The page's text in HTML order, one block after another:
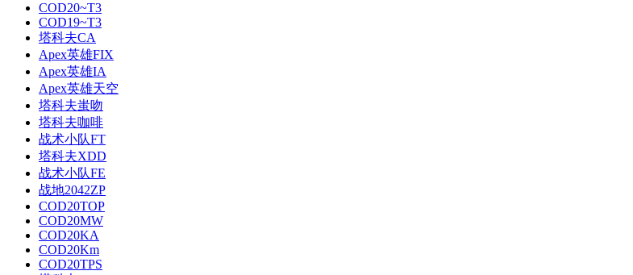
COD20~T3
COD19~T3
塔科夫CA
Apex英雄FIX
Apex英雄IA
Apex英雄天空
塔科夫蚩吻
塔科夫咖啡
战术小队FT
塔科夫XDD
战术小队FE
战地2042ZP
COD20TOP
COD20MW
COD20KA
COD20Km
COD20TPS